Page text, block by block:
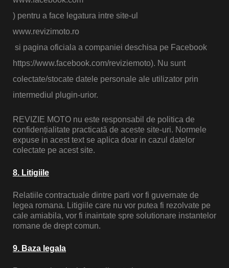
) pentru a face legatura intre site-ul
www.revizimoto.ro
si pagina oficiala a companiei deschisa pe Facebook
https://www.facebook.com/reviziemoto). Nu sunt
colectate/stocate datele personale ale utilizator prin
intermediul plugin-urior.
REVIZIE MOTO nu este responsabil de politica de
confidențialitate practicată de aceste site-uri. Normele
expuse in acest text se aplica doar in cazul datelor
colectate pe acest site.
8. Litigiile
Relatiile contractuale dintre parti vor fi guvernate de
legea romana. Litigiile care nu vor putea fi rezolvate pe
cale amiabila, vor fi inaintate spre solutionare instantelor
romane de drept comun.
9. Baza legala